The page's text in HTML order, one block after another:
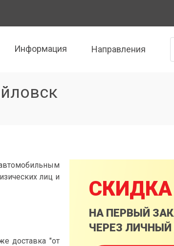
Информация Направления
лиц и
доставка "от
СКИДКА
НА ПЕРВЫЙ
ЧЕРЕЗ ЛИЧНЫЙ